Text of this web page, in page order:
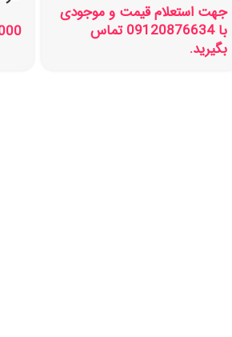
جهت استعلام قیمت و موجودی
با 09120876634 تماس
بگیرید.